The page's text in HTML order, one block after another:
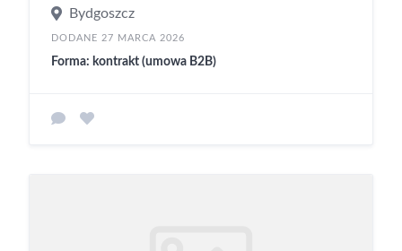
Bydgoszcz
DODANE 27 MARCA 2026
Forma: kontrakt (umowa B2B)